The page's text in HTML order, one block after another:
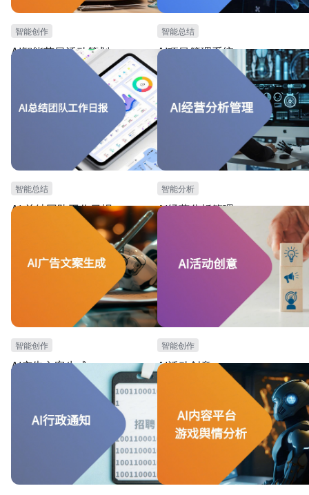
智能创作
AI智能节日活动策划
对各大节日进行活动主题方向的ai支持，以及用AI
撰写活动广告语。并提供节日运营数据的老板。
智能总结
AI项目管理系统
支持AI智能化汇总项目，AI风险评估任务.
智能总结
AI 总结团队工作日报
AI 高效总结分析，日报管理事半功倍！
智能分析
AI经营分析管理
提供经营分析仪表盘，统计项目成本等
及项目回款记录。并对于项目进行AI风险
智能创作
AI广告文案生成
本模板可用于广告营销场景。提供AI生成广告文案
所需的专业指令prompt，以及AI写作功能。能够根
据你的产品描述，自动生成个性化的、专业化的广
告文案。能减少文案输出的人力和时间成本，提高
智能创作
AI活动创意
本模板可用于市场活动营销团队，特别
创意的场景。提供AI生成活动创意所需
及AI写作功能。能够自动生成个性化、
动创意推文。能减少活动创意输出的人
本，提高效率。